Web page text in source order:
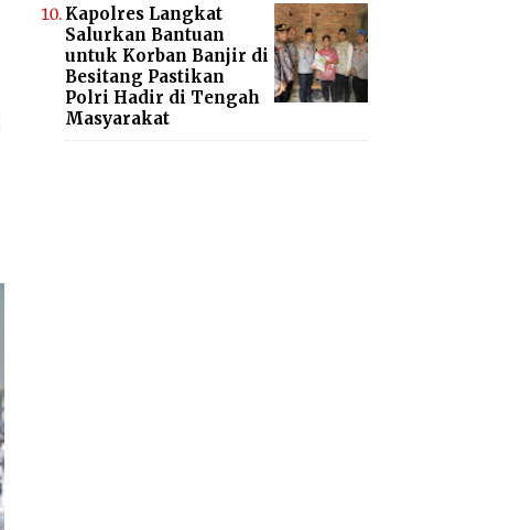
Kapolres Langkat
Salurkan Bantuan
untuk Korban Banjir di
Besitang Pastikan
Polri Hadir di Tengah
Masyarakat